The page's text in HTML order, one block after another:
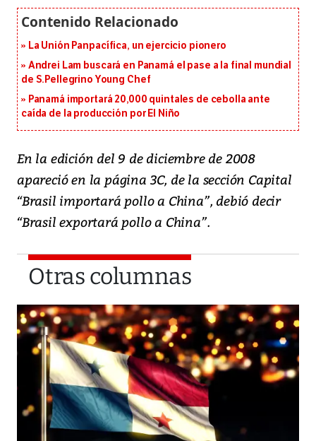
La Unión Panpacífica, un ejercicio pionero
Andrei Lam buscará en Panamá el pase a la final mundial
de S.Pellegrino Young Chef
Panamá importará 20,000 quintales de cebolla ante
caída de la producción por El Niño
En la edición del 9 de diciembre de 2008
apareció en la página 3C, de la sección Capital
“Brasil importará pollo a China”, debió decir
“Brasil exportará pollo a China”.
Otras columnas